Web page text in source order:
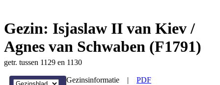
Gezin: Isjaslaw II van Kiev /
Agnes van Schwaben (F1791)
getr. tussen 1129 en 1130
Gezinsinformatie | PDF